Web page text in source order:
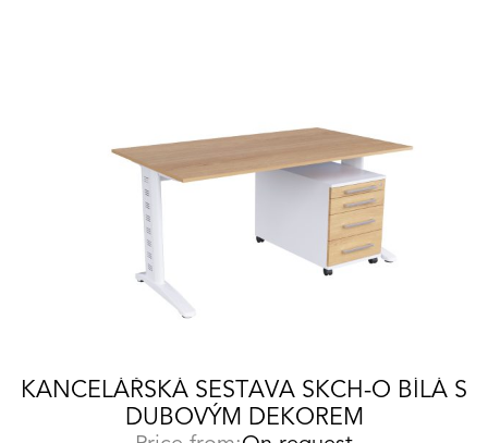
KANCELÁŘSKÁ SESTAVA SKCH-O BÍLÁ S
DUBOVÝM DEKOREM